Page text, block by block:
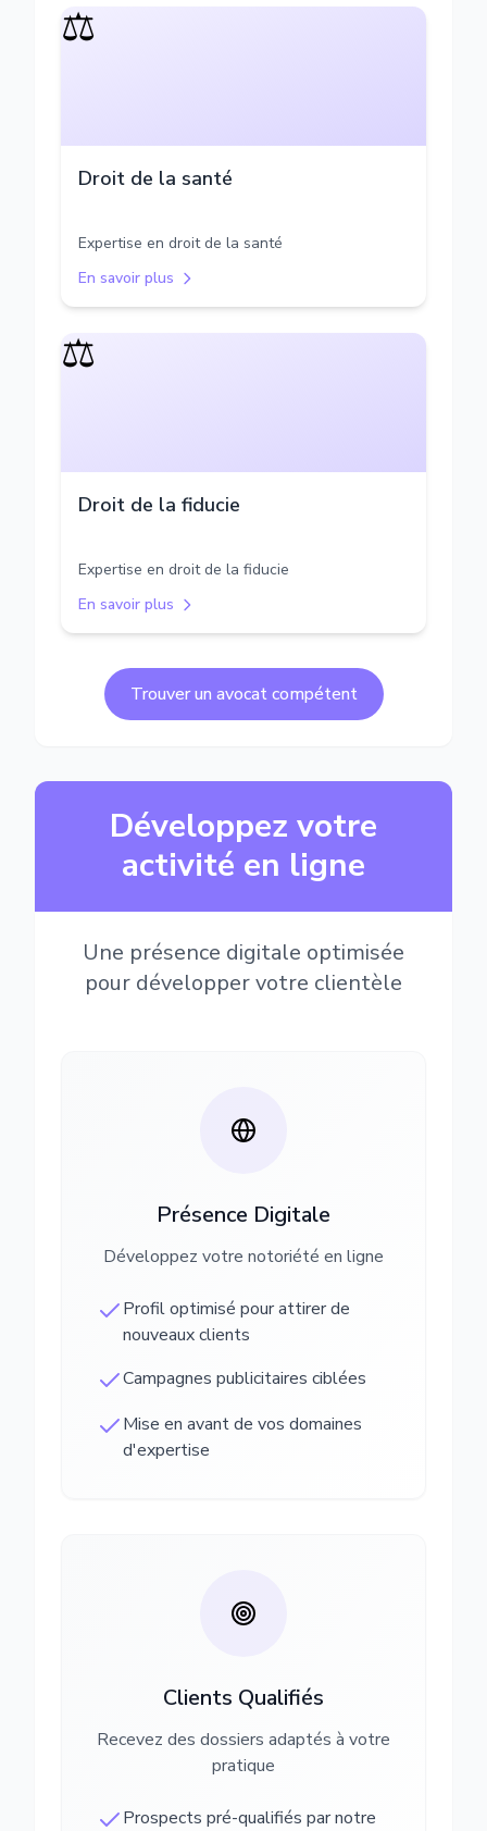
⚖️
Droit de la santé
Expertise en droit de la santé
En savoir plus
⚖️
Droit de la fiducie
Expertise en droit de la fiducie
En savoir plus
Trouver un avocat compétent
Développez votre
activité en ligne
Une présence digitale optimisée
pour développer votre clientèle
Présence Digitale
Développez votre notoriété en ligne
Profil optimisé pour attirer de
nouveaux clients
Campagnes publicitaires ciblées
Mise en avant de vos domaines
d'expertise
Clients Qualifiés
Recevez des dossiers adaptés à votre
pratique
Prospects pré-qualifiés par notre